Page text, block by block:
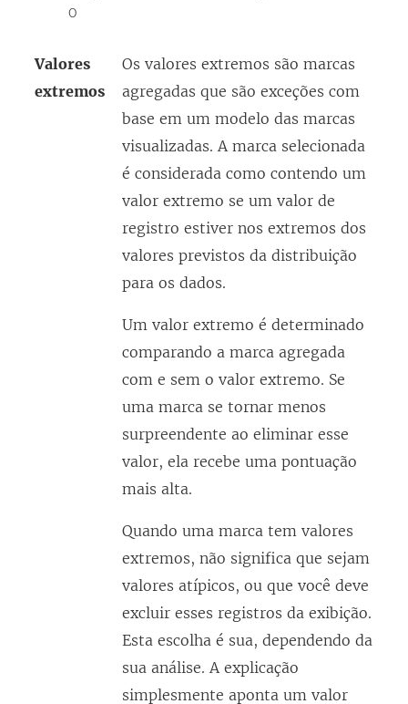
O
Valores
extremos
Os valores extremos são marcas
agregadas que são exceções com
base em um modelo das marcas
visualizadas. A marca selecionada
é considerada como contendo um
valor extremo se um valor de
registro estiver nos extremos dos
valores previstos da distribuição
para os dados.
Um valor extremo é determinado
comparando a marca agregada
com e sem o valor extremo. Se
uma marca se tornar menos
surpreendente ao eliminar esse
valor, ela recebe uma pontuação
mais alta.
Quando uma marca tem valores
extremos, não significa que sejam
valores atípicos, ou que você deve
excluir esses registros da exibição.
Esta escolha é sua, dependendo da
sua análise. A explicação
simplesmente aponta um valor